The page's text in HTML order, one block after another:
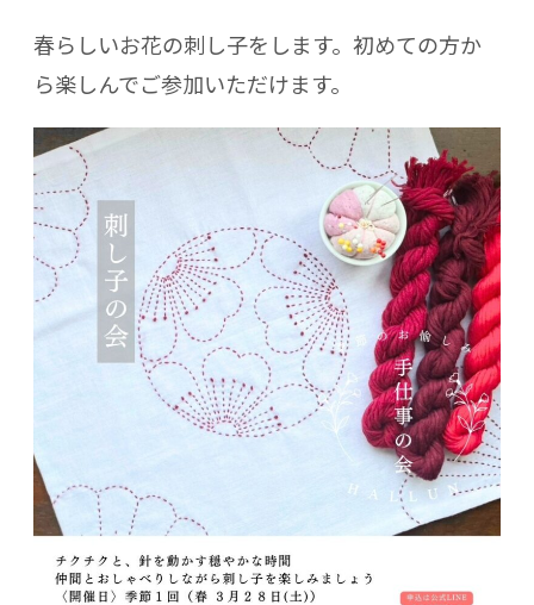
春らしいお花の刺し子をします。初めての方か
ら楽しんでご参加いただけます。